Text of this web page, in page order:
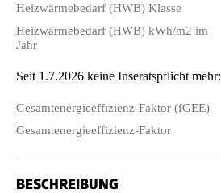
Heizwärmebedarf (HWB) Klasse
Heizwärmebedarf (HWB) kWh/m2 im
Jahr
Seit 1.7.2026 keine Inseratspflicht mehr:
Gesamtenergieeffizienz-Faktor (fGEE)
Gesamtenergieeffizienz-Faktor
BESCHREIBUNG